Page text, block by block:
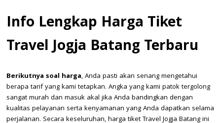
Info Lengkap Harga Tiket
Travel Jogja Batang Terbaru
Berikutnya soal harga, Anda pasti akan senang mengetahui
berapa tarif yang kami tetapkan. Angka yang kami patok tergolong
sangat murah dan masuk akal jika Anda bandingkan dengan
kualitas pelayanan serta kenyamanan yang Anda dapatkan selama
perjalanan. Secara keseluruhan, harga tiket Travel Jogja Batang ini